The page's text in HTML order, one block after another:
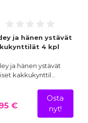
ja hänen ystävät
4 kpl
ja hänen ystävät
kakkukynttil…
€
Osta
nyt!